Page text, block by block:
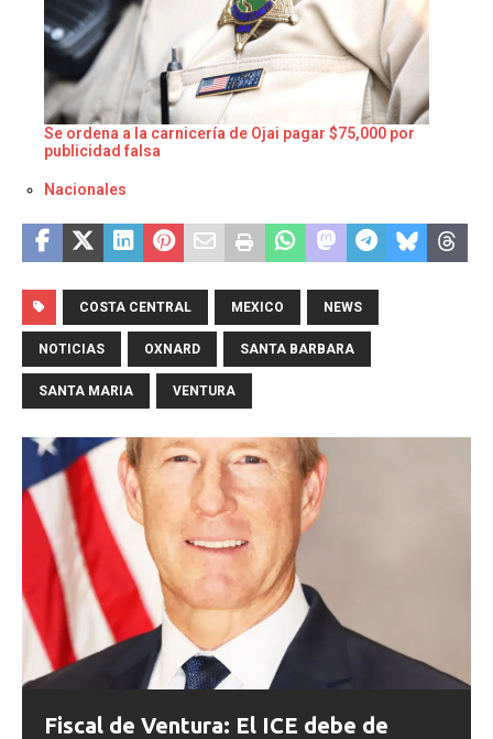
Se ordena a la carnicería de Ojai pagar $75,000 por
publicidad falsa
Respecto a
Nacionales
COSTA CENTRAL MEXICO NEWS
NOTICIAS OXNARD SANTA BARBARA
SANTA MARIA VENTURA
Fiscal de Ventura: El ICE debe de